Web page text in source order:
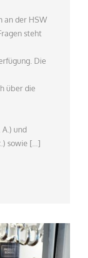
an der HSW
steht
Die
über die
und
sowie […]